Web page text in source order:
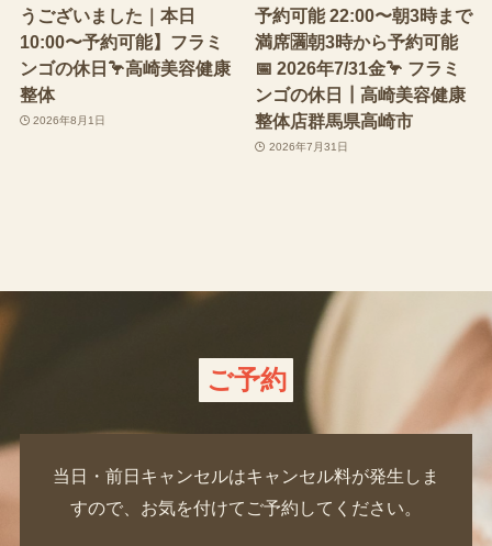
うございました｜本日
10:00〜予約可能】フラミ
ンゴの休日🦩高崎美容健康
整体
2026年8月1日
予約可能 22:00〜朝3時まで
満席🈵朝3時から予約可能
📅 2026年7/31金🦩 フラミ
ンゴの休日┃高崎美容健康
整体店群馬県高崎市
2026年7月31日
ご予約
当日・前日キャンセルはキャンセル料が発生しま
すので、お気を付けてご予約してください。